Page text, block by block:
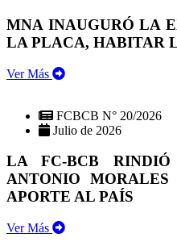
MNA INAUGURÓ LA
LA PLACA, HABITAR
Ver Más
FCBCB N° 20/2026
Julio de 2026
LA FC-BCB
ANTONIO
APORTE AL PAÍS
Ver Más